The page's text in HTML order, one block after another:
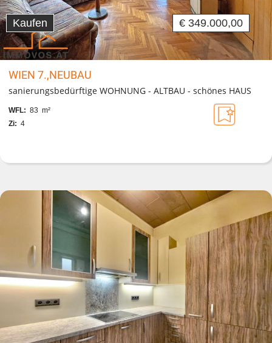
Kaufen € 349.000,00
WIEN 7.,NEUBAU
sanierungsbedürftige WOHNUNG - ALTBAU - schönes HAUS
WFL: 83 m²
Zi: 4